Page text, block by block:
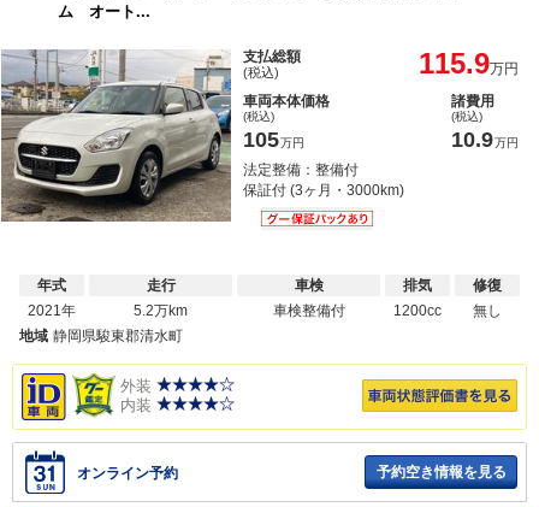
ム オート...
支払総額
(税込) 115.9万円
車両本体価格
(税込)
105万円
諸費用
(税込)
10.9万円
法定整備：整備付
保証付 (3ヶ月・3000km)
年式
2021年
走行
5.2万km
車検
車検整備付
排気
1200cc
修復
無し
地域 静岡県駿東郡清水町
外装
内装
オンライン予約 予約空き情報を見る